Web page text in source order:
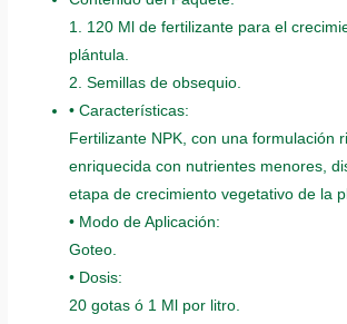
1. 120 Ml de fertilizante para el
plántula.
2. Semillas de obsequio.
• Características:
Fertilizante NPK, con una formulación
enriquecida con nutrientes menores,
etapa de crecimiento vegetativo de la
• Modo de Aplicación:
Goteo.
• Dosis:
20 gotas ó 1 Ml por litro.